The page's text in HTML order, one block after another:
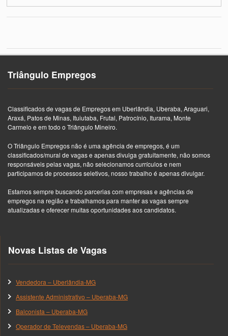
Triângulo Empregos
Classificados de vagas de Empregos em Uberlândia, Uberaba, Araguari,
Araxá, Patos de Minas, Ituiutaba, Frutal, Patrocínio, Iturama, Monte
Carmelo e em todo o Triângulo Mineiro.
O Triângulo Empregos não é uma agência de empregos, é um
classificados/mural de vagas e apenas divulga gratuitamente, não somos
responsáveis pelas vagas, não selecionamos currículos e nem
participamos de processos seletivos, nosso trabalho é apenas divulgar.
Estamos sempre buscando parcerias com empresas e agências de
empregos na região e trabalhamos para manter as vagas sempre
atualizadas e oferecer muitas oportunidades aos candidatos.
Novas Listas de Vagas
Vendedora – Uberlândia-MG
Assistente Administrativo – Uberaba-MG
Balconista – Uberaba-MG
Operador de Televendas – Uberaba-MG